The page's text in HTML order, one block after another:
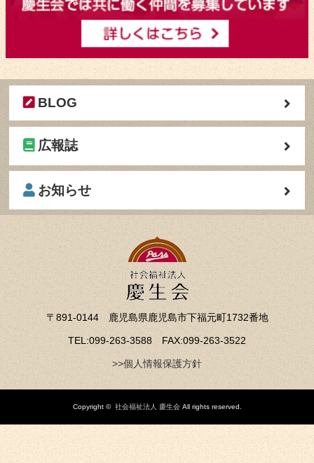
BLOG
広報誌
お知らせ
〒891-0144 鹿児島県鹿児島市下福元町1732番地
TEL:099-263-3588 FAX:099-263-3522
>>個人情報保護方針
Copyright © 社会福祉法人 慶生会All rights reserved.